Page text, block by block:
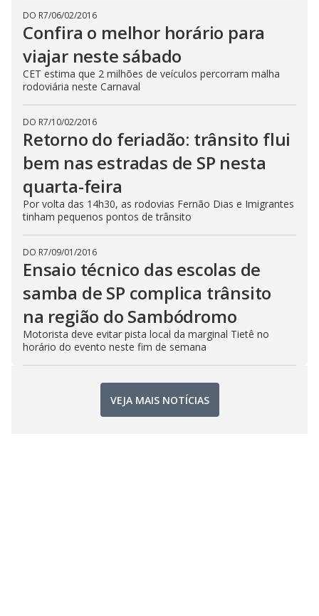
DO R7/06/02/2016
Confira o melhor horário para
viajar neste sábado
CET estima que 2 milhões de veículos percorram malha
rodoviária neste Carnaval
DO R7/10/02/2016
Retorno do feriadão: trânsito flui
bem nas estradas de SP nesta
quarta-feira
Por volta das 14h30, as rodovias Fernão Dias e Imigrantes
tinham pequenos pontos de trânsito
DO R7/09/01/2016
Ensaio técnico das escolas de
samba de SP complica trânsito
na região do Sambódromo
Motorista deve evitar pista local da marginal Tietê no
horário do evento neste fim de semana
VEJA MAIS NOTÍCIAS